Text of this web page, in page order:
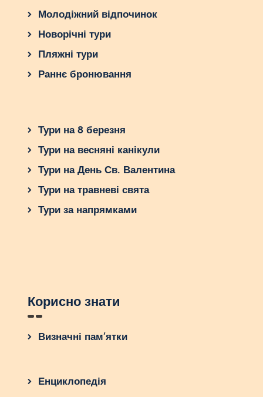
Молодіжний відпочинок
Новорічні тури
Пляжні тури
Раннє бронювання
Тури на 8 березня
Тури на весняні канікули
Тури на День Св. Валентина
Тури на травневі свята
Тури за напрямками
Корисно знати
Визначні пам’ятки
Енциклопедія